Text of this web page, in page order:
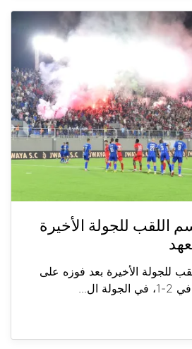
اللقب للجولة الأخيرة
للجولة الأخيرة بعد فوزه على
ال...